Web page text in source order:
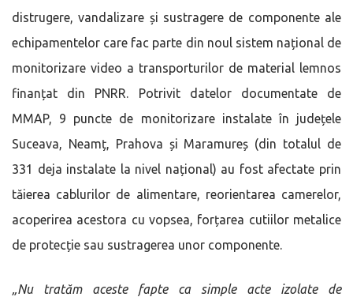
distrugere, vandalizare și sustragere de componente ale
echipamentelor care fac parte din noul sistem național de
monitorizare video a transporturilor de material lemnos
finanțat din PNRR. Potrivit datelor documentate de
MMAP, 9 puncte de monitorizare instalate în județele
Suceava, Neamț, Prahova și Maramureș (din totalul de
331 deja instalate la nivel național) au fost afectate prin
tăierea cablurilor de alimentare, reorientarea camerelor,
acoperirea acestora cu vopsea, forțarea cutiilor metalice
de protecție sau sustragerea unor componente.
„Nu tratăm aceste fapte ca simple acte izolate de